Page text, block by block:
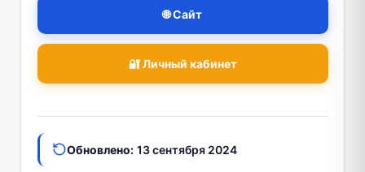
🌐 Сайт
🔐 Личный кабинет
Обновлено: 13 сентября 2024